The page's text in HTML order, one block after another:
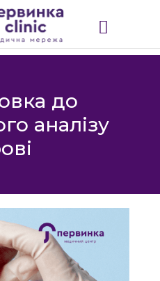
до
аналізу